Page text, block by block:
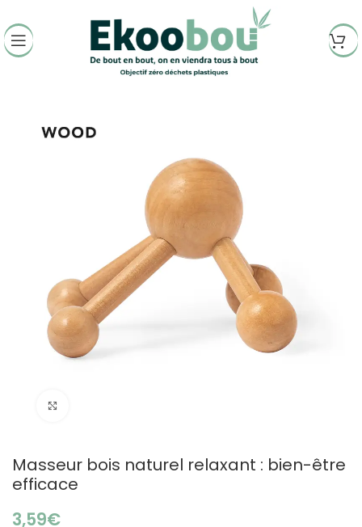
Masseur bois naturel relaxant : bien-être
efficace
€